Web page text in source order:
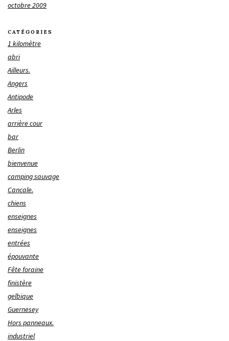
octobre 2009
CATÉGORIES
1 kilomètre
abri
Ailleurs.
Angers
Antipode
Arles
arrière cour
bar
Berlin
bienvenue
camping sauvage
Cancale.
chiens
enseignes
enseignes
entrées
épouvante
Fête foraine
finistère
gelbique
Guernesey
Hors panneaux.
industriel